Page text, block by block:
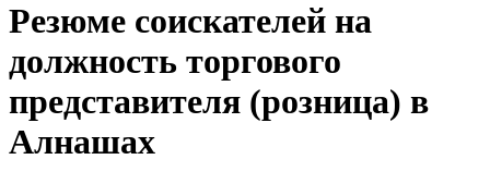
Резюме соискателей на
должность торгового
представителя (розница) в
Алнашах